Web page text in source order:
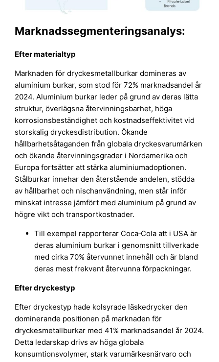
Marknadssegmenteringsanalys:
Efter materialtyp
Marknaden för dryckesmetallburkar domineras av
aluminium burkar, som stod för 72% marknadsandel år
2024. Aluminium burkar leder på grund av deras lätta
struktur, överlägsna återvinningsbarhet, höga
korrosionsbeständighet och kostnadseffektivitet vid
storskalig dryckesdistribution. Ökande
hållbarhetsåtaganden från globala dryckesvarumärken
och ökande återvinningsgrader i Nordamerika och
Europa fortsätter att stärka aluminiumadoptionen.
Stålburkar innehar den återstående andelen, stödda
av hållbarhet och nischanvändning, men står inför
minskat intresse jämfört med aluminium på grund av
högre vikt och transportkostnader.
Till exempel rapporterar Coca‑Cola att i USA är
deras aluminium burkar i genomsnitt tillverkade
med cirka 70% återvunnet innehåll och är bland
deras mest frekvent återvunna förpackningar.
Efter dryckestyp
Efter dryckestyp hade kolsyrade läskedrycker den
dominerande positionen på marknaden för
dryckesmetallburkar med 41% marknadsandel år 2024.
Detta ledarskap drivs av höga globala
konsumtionsvolymer, stark varumärkesnärvaro och